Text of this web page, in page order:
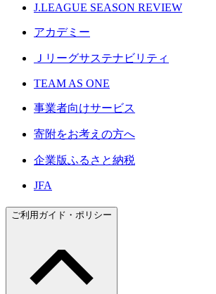
J.LEAGUE SEASON REVIEW
アカデミー
Ｊリーグサステナビリティ
TEAM AS ONE
事業者向けサービス
寄附をお考えの方へ
企業版ふるさと納税
JFA
ご利用ガイド・ポリシー